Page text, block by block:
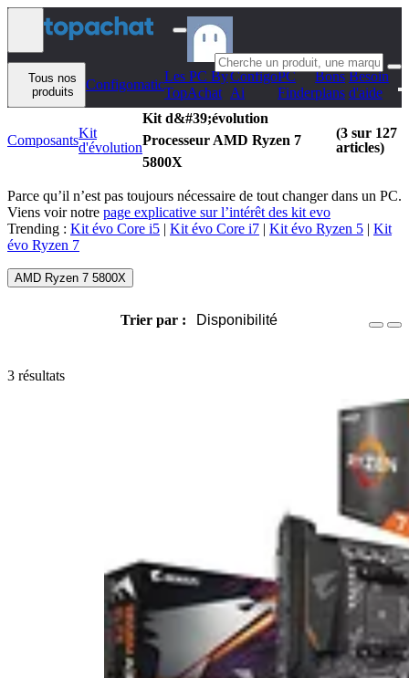
Aller au contenu
Tous nos
produits
Configomatic
Les PC By
TopAchat
Configo
Ai
PC
Finder
Bons
plans
Besoin
d'aide
ComposantsKit
d'évolution
Kit d&#39;évolution
Processeur AMD Ryzen 7
5800X
(3 sur 127
articles)
Parce qu’il n’est pas toujours nécessaire de tout changer dans un PC.
Viens voir notre page explicative sur l’intérêt des kit evo
Trending : Kit évo Core i5 | Kit évo Core i7 | Kit évo Ryzen 5 | Kit
évo Ryzen 7
AMD Ryzen 7 5800X
Trier par : Disponibilité
3 résultats